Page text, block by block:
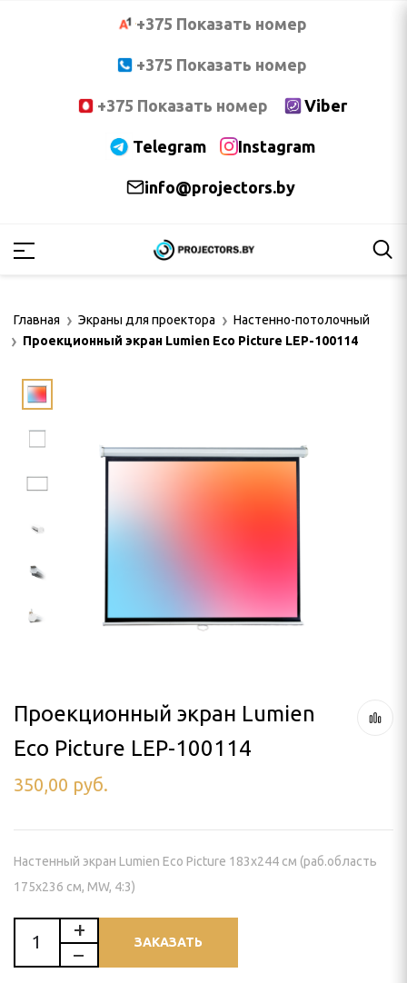
+375 Показать номер
+375 Показать номер
+375 Показать номер Viber
Telegram Instagram
info@projectors.by
для проектора
для панелей
Главная Экраны для проектора
Настенно-потолочный
Проекционный экран Lumien Eco Picture LEP-100114
Проекционный экран Lumien
Eco Picture LEP-100114
350,00 руб.
Настенный экран Lumien Eco Picture 183x244 см (раб.область
175x236 см, MW, 4:3)
ЗАКАЗАТЬ